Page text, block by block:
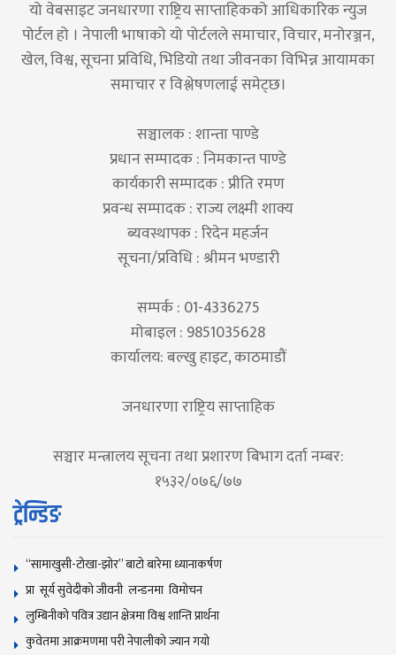
यो वेबसाइट जनधारणा राष्ट्रिय साप्ताहिकको आधिकारिक न्युज
पोर्टल हो । नेपाली भाषाको यो पोर्टलले समाचार, विचार, मनोरञ्जन,
खेल, विश्व, सूचना प्रविधि, भिडियो तथा जीवनका विभिन्न आयामका
समाचार र विश्लेषणलाई समेट्छ।
सञ्चालक : शान्ता पाण्डे
प्रधान सम्पादक : निमकान्त पाण्डे
कार्यकारी सम्पादक : प्रीति रमण
प्रवन्ध सम्पादक : राज्य लक्ष्मी शाक्य
ब्यवस्थापक : रिदेन महर्जन
सूचना/प्रविधि : श्रीमन भण्डारी
सम्पर्क : 01-4336275
मोबाइल : 9851035628
कार्यालय: बल्खु हाइट, काठमाडौं
जनधारणा राष्ट्रिय साप्ताहिक
सञ्चार मन्त्रालय सूचना तथा प्रशारण बिभाग दर्ता नम्बर:
१५३२/०७६/७७
ट्रेन्डिङ
“सामाखुसी-टोखा-झोर” बाटो बारेमा ध्यानाकर्षण
प्रा सूर्य सुवेदीको जीवनी लन्डनमा विमोचन
लुम्बिनीको पवित्र उद्यान क्षेत्रमा विश्व शान्ति प्रार्थना
कुवेतमा आक्रमणमा परी नेपालीको ज्यान गयाे